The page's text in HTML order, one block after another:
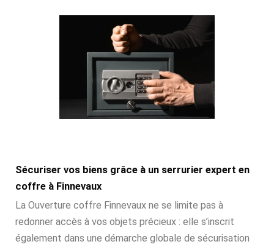
Sécuriser vos biens grâce à un serrurier expert en
coffre à Finnevaux
La Ouverture coffre Finnevaux ne se limite pas à
redonner accès à vos objets précieux : elle s’inscrit
également dans une démarche globale de sécurisation